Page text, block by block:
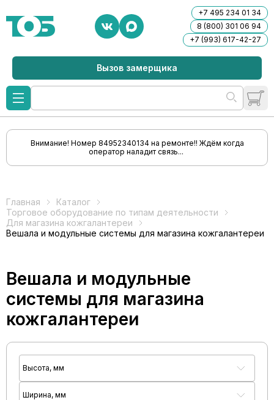
+7 495 234 01 34
8 (800) 301 06 94
+7 (993) 617-42-27
Вызов замерщика
Внимание! Номер 84952340134 на ремонте!! Ждём когда
оператор наладит связь...
Главная
Каталог
Торговое оборудование по типам деятельности
Для магазина кожгалантереи
Вешала и модульные системы для магазина кожгалантереи
Вешала и модульные
системы для магазина
кожгалантереи
Высота, мм
Ширина, мм